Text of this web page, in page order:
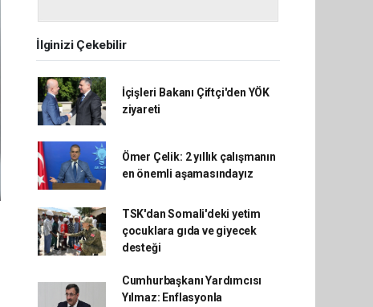
İlginizi Çekebilir
İçişleri Bakanı Çiftçi'den YÖK
ziyareti
Ömer Çelik: 2 yıllık çalışmanın
en önemli aşamasındayız
TSK'dan Somali'deki yetim
çocuklara gıda ve giyecek
desteği
Cumhurbaşkanı Yardımcısı
Yılmaz: Enflasyonla